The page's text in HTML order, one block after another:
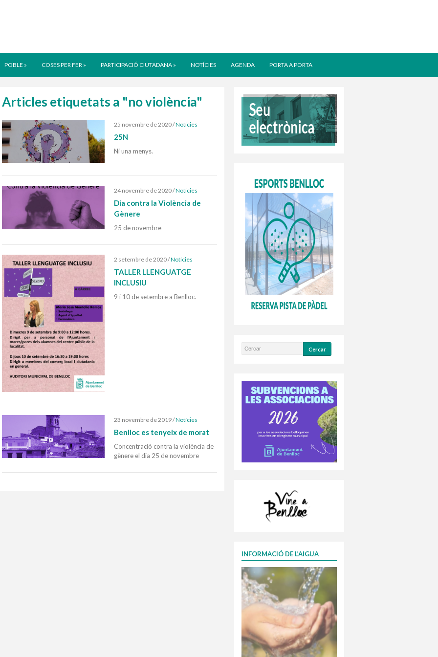
POBLE » COSES PER FER » PARTICIPACIÓ CIUTADANA » NOTÍCIES AGENDA PORTA A PORTA
Articles etiquetats a "no violència"
25 novembre de 2020/Notícies
25N
Ni una menys.
24 novembre de 2020/Notícies
Dia contra la Violència de
Gènere
25 de novembre
2 setembre de 2020/Notícies
TALLER LLENGUATGE
INCLUSIU
9 i 10 de setembre a Benlloc.
23 novembre de 2019/Notícies
Benlloc es tenyeix de morat
Concentració contra la violència de
gènere el dia 25 de novembre
INFORMACIÓ DE L’AIGUA